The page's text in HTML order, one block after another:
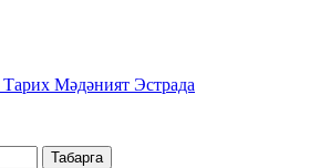
Тарих Мәдәният Эстрада
Табарга